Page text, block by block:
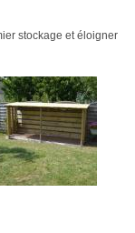
stockage et éloigner